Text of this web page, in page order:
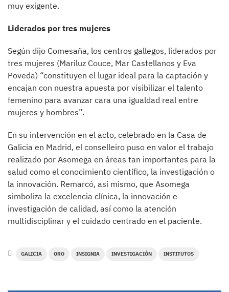
muy exigente.
Liderados por tres mujeres
Según dijo Comesaña, los centros gallegos, liderados por
tres mujeres (Mariluz Couce, Mar Castellanos y Eva
Poveda) “constituyen el lugar ideal para la captación y
encajan con nuestra apuesta por visibilizar el talento
femenino para avanzar cara una igualdad real entre
mujeres y hombres”.
En su intervención en el acto, celebrado en la Casa de
Galicia en Madrid, el conselleiro puso en valor el trabajo
realizado por Asomega en áreas tan importantes para la
salud como el conocimiento científico, la investigación o
la innovación. Remarcó, así mismo, que Asomega
simboliza la excelencia clínica, la innovación e
investigación de calidad, así como la atención
multidisciplinar y el cuidado centrado en el paciente.
GALICIA ORO INSIGNIA INVESTIGACIÓN INSTITUTOS